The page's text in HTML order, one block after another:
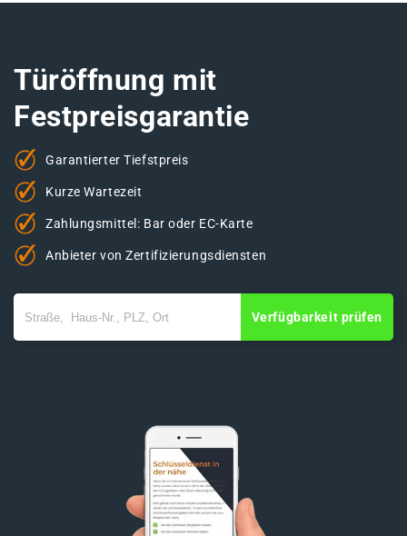
Türöffnung mit
Festpreisgarantie
Garantierter Tiefstpreis
Kurze Wartezeit
Zahlungsmittel: Bar oder EC-Karte
Anbieter von Zertifizierungsdiensten
Verfügbarkeit prüfen